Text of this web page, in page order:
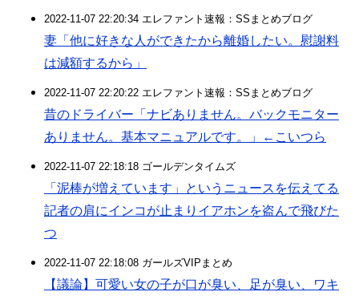
2022-11-07 22:20:34 エレファント速報：SSまとめブログ
妻「他に好きな人ができたから離婚したい。慰謝料
は減額するから」
2022-11-07 22:20:22 エレファント速報：SSまとめブログ
昔のドライバー「ナビありません。バックモニター
ありません。基本マニュアルです。」←こいつら
2022-11-07 22:18:18 ゴールデンタイムズ
「泥棒が増えています」というニュースを伝えてる
記者の肩にインコが止まりイアホンを盗んで飛びた
つ
2022-11-07 22:18:08 ガールズVIPまとめ
【議論】可愛い女の子が口が臭い、足が臭い、ワキ